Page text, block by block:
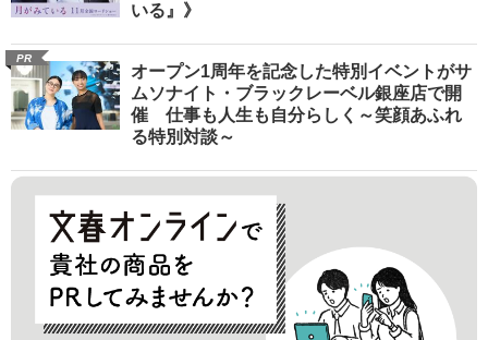
いる』》
PR
オープン1周年を記念した特別イベントがサ
ムソナイト・ブラックレーベル銀座店で開
催 仕事も人生も自分らしく～笑顔あふれ
る特別対談～